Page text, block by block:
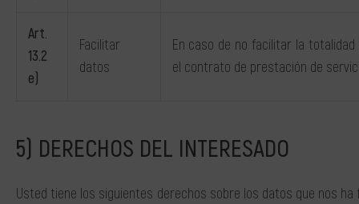
Art.
13.2
e)
Facilitar
datos
En caso de no facilitar la
el contrato de prestación de
DERECHOS DEL INTERESADO
Usted tiene los siguientes derechos sobre los datos que nos